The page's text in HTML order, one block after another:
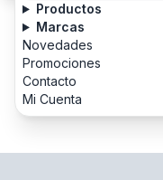
Productos
Marcas
Novedades
Promociones
Contacto
Mi Cuenta